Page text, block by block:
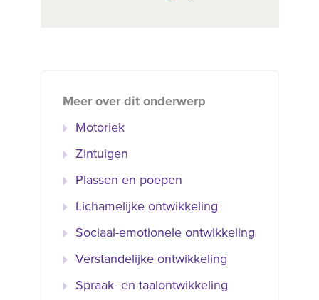
Meer over dit onderwerp
Motoriek
Zintuigen
Plassen en poepen
Lichamelijke ontwikkeling
Sociaal-emotionele ontwikkeling
Verstandelijke ontwikkeling
Spraak- en taalontwikkeling